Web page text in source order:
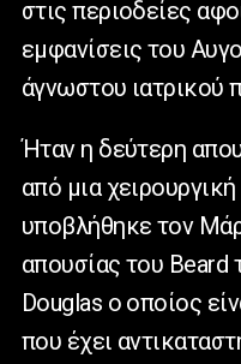
στις περιοδείες
εμφανίσεις του
άγνωστου ιατρικού
Ήταν η δεύτερη
από μια
υποβλήθηκε τον
απουσίας του Beard
Douglas ο οποίος
που έχει